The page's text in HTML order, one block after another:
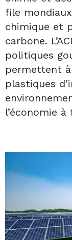
file
chimique et
carbone.
politiques
permettent
plastiques
l’économie